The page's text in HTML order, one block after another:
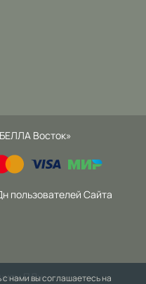
Восток»
пользователей Сайта
ПДн
нами вы соглашаетесь на